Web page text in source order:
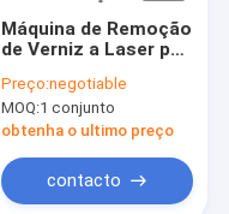
Máquina de Remoção
de Verniz a Laser por
Fio Chato para
Automotivo
Aeroespacial
Preço:negotiable
MOQ:1 conjunto
obtenha o ultimo preço
contacto